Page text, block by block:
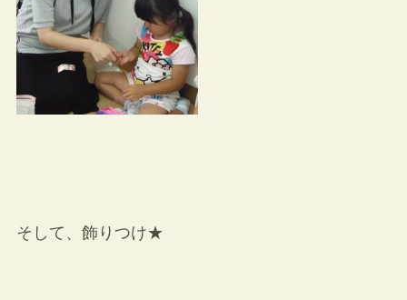
そして、飾りつけ★